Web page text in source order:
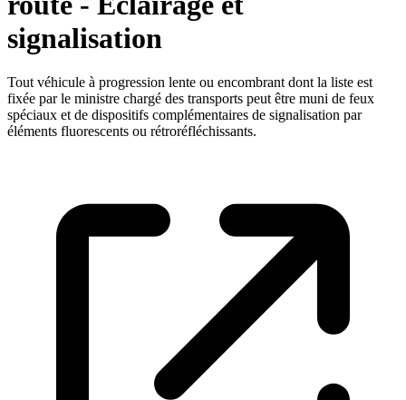
signalisation
Tout véhicule à progression lente ou encombrant dont la liste est
fixée par le ministre chargé des transports peut être muni de feux
spéciaux et de dispositifs complémentaires de signalisation par
éléments fluorescents ou rétroréfléchissants.